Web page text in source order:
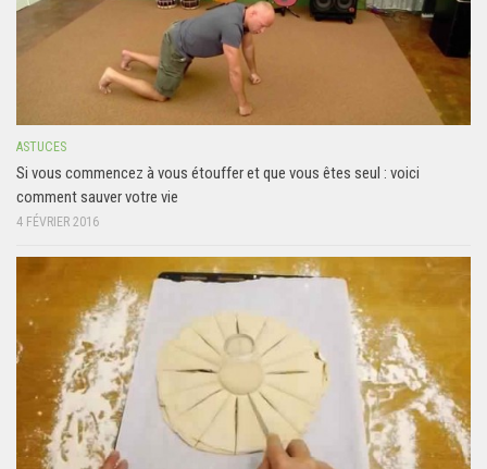
ASTUCES
Si vous commencez à vous étouffer et que vous êtes seul : voici
comment sauver votre vie
4 FÉVRIER 2016